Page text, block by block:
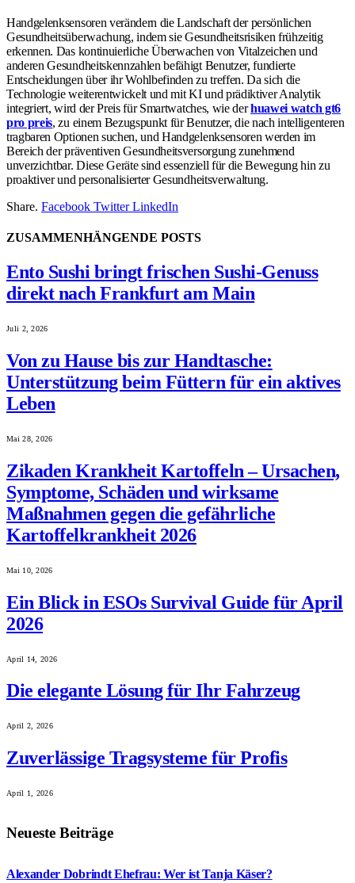
Handgelenksensoren verändern die Landschaft der persönlichen
Gesundheitsüberwachung, indem sie Gesundheitsrisiken frühzeitig
erkennen. Das kontinuierliche Überwachen von Vitalzeichen und
anderen Gesundheitskennzahlen befähigt Benutzer, fundierte
Entscheidungen über ihr Wohlbefinden zu treffen. Da sich die
Technologie weiterentwickelt und mit KI und prädiktiver Analytik
integriert, wird der Preis für Smartwatches, wie derhuawei watch gt6
pro preis, zu einem Bezugspunkt für Benutzer, die nach intelligenteren
tragbaren Optionen suchen, und Handgelenksensoren werden im
Bereich der präventiven Gesundheitsversorgung zunehmend
unverzichtbar. Diese Geräte sind essenziell für die Bewegung hin zu
proaktiver und personalisierter Gesundheitsverwaltung.
Share. Facebook Twitter LinkedIn
ZUSAMMENHÄNGENDE POSTS
Ento Sushi bringt frischen Sushi-Genuss
direkt nach Frankfurt am Main
Juli 2, 2026
Von zu Hause bis zur Handtasche:
Unterstützung beim Füttern für ein aktives
Leben
Mai 28, 2026
Zikaden Krankheit Kartoffeln – Ursachen,
Symptome, Schäden und wirksame
Maßnahmen gegen die gefährliche
Kartoffelkrankheit 2026
Mai 10, 2026
Ein Blick in ESOs Survival Guide für April
2026
April 14, 2026
Die elegante Lösung für Ihr Fahrzeug
April 2, 2026
Zuverlässige Tragsysteme für Profis
April 1, 2026
Neueste Beiträge
Alexander Dobrindt Ehefrau: Wer ist Tanja Käser?